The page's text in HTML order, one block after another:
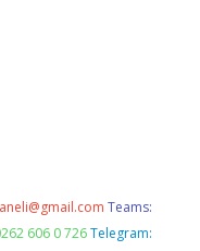
Teams:
606 0 726 Telegram: